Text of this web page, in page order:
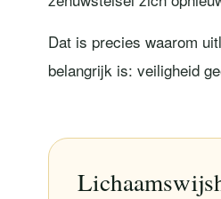
Dat is precies waarom
belangrijk is: veiligheid